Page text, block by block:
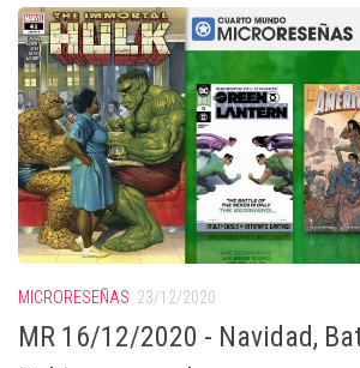
MICRORESEÑAS 23/12/2020
MR 16/12/2020 - Navidad,